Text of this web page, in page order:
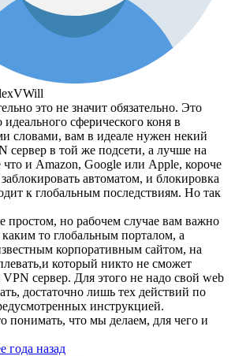
это не значит обязательно. Это
идеального сферического коня в
словами, вам в идеале нужен некий
сервер в той же подсети, а лучше на
что и Amazon, Google или Apple, короче
заблокировать автоматом, и блокировка
к глобальным последствиям. Но так
простом, но рабочем случае вам важно
то глобальным порталом, а
корпоративным сайтом, на
который никто не сможет
VPN сервер. Для этого не надо свой web
достаточно лишь тех действий по
инструкцией.
понимать, что мы делаем, для чего и
года назад